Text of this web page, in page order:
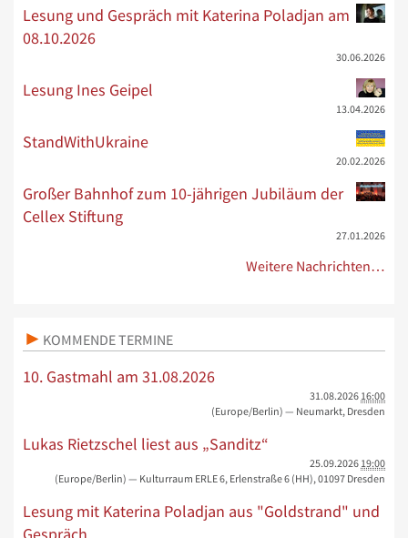
Lesung und Gespräch mit Katerina Poladjan am
08.10.2026
30.06.2026
Lesung Ines Geipel
13.04.2026
StandWithUkraine
20.02.2026
Großer Bahnhof zum 10-jährigen Jubiläum der
Cellex Stiftung
27.01.2026
Weitere Nachrichten…
KOMMENDE TERMINE
10. Gastmahl am 31.08.2026
31.08.2026 16:00
(Europe/Berlin) — Neumarkt, Dresden
Lukas Rietzschel liest aus „Sanditz“
25.09.2026 19:00
(Europe/Berlin) — Kulturraum ERLE 6, Erlenstraße 6 (HH), 01097 Dresden
Lesung mit Katerina Poladjan aus "Goldstrand" und